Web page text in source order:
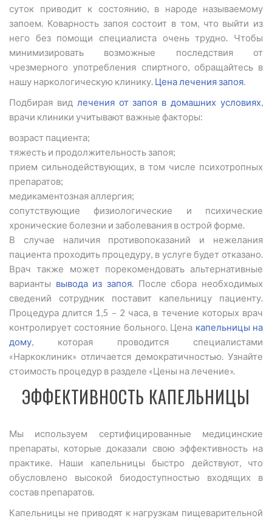
суток приводит к состоянию, в народе называемому
запоем. Коварность запоя состоит в том, что выйти из
него без помощи специалиста очень трудно. Чтобы
минимизировать возможные последствия от
чрезмерного употребления спиртного, обращайтесь в
нашу наркологическую клинику. Цена лечения запоя.
Подбирая вид лечения от запоя в домашних условиях,
врачи клиники учитывают важные факторы:
возраст пациента;
тяжесть и продолжительность запоя;
прием сильнодействующих, в том числе психотропных
препаратов;
медикаментозная аллергия;
сопутствующие физиологические и психические
хронические болезни и заболевания в острой форме.
В случае наличия противопоказаний и нежелания
пациента проходить процедуру, в услуге будет отказано.
Врач также может порекомендовать альтернативные
варианты вывода из запоя. После сбора необходимых
сведений сотрудник поставит капельницу пациенту.
Процедура длится 1,5 – 2 часа, в течение которых врач
контролирует состояние больного. Цена капельницы на
дому, которая проводится специалистами
«Наркоклиник» отличается демократичностью. Узнайте
стоимость процедур в разделе «Цены на лечение».
ЭФФЕКТИВНОСТЬ КАПЕЛЬНИЦЫ
Мы используем сертифицированные медицинские
препараты, которые доказали свою эффективность на
практике. Наши капельницы быстро действуют, что
обусловлено высокой биодоступностью входящих в
состав препаратов.
Капельницы не приводят к нагрузкам пищеварительной